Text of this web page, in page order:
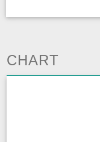
CHART